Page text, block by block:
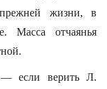
жизни, в
Масса отчаянья
— если верить Л.